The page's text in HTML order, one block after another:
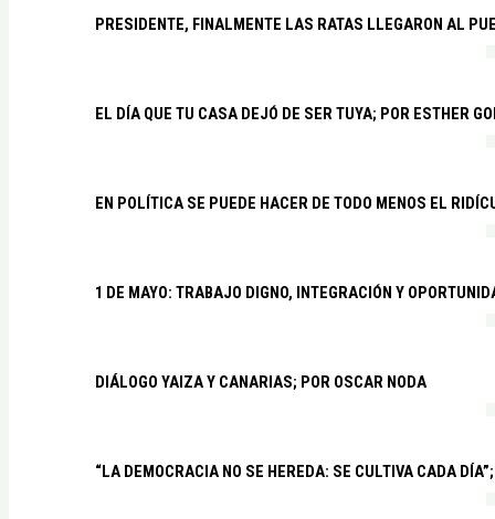
PRESIDENTE, FINALMENTE LAS RATAS LLEGARON AL
EL DÍA QUE TU CASA DEJÓ DE SER TUYA; POR ESTHER
EN POLÍTICA SE PUEDE HACER DE TODO MENOS EL
1 DE MAYO: TRABAJO DIGNO, INTEGRACIÓN Y
DIÁLOGO YAIZA Y CANARIAS; POR OSCAR NODA
“LA DEMOCRACIA NO SE HEREDA: SE CULTIVA CADA